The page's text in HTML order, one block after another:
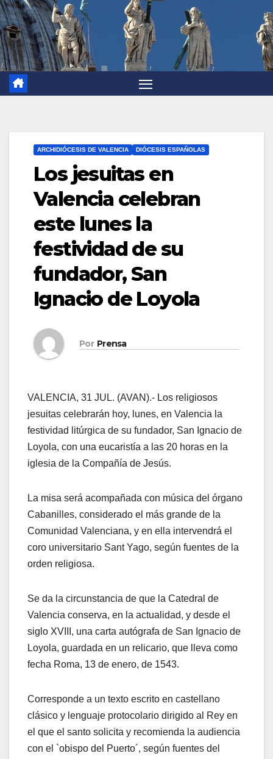
ARCHIDIÓCESIS DE VALENCIA DIÓCESIS ESPAÑOLAS
Los jesuitas en
Valencia celebran
este lunes la
festividad de su
fundador, San
Ignacio de Loyola
Por Prensa
VALENCIA, 31 JUL. (AVAN).- Los religiosos
jesuitas celebrarán hoy, lunes, en Valencia la
festividad litúrgica de su fundador, San Ignacio de
Loyola, con una eucaristía a las 20 horas en la
iglesia de la Compañía de Jesús.
La misa será acompañada con música del órgano
Cabanilles, considerado el más grande de la
Comunidad Valenciana, y en ella intervendrá el
coro universitario Sant Yago, según fuentes de la
orden religiosa.
Se da la circunstancia de que la Catedral de
Valencia conserva, en la actualidad, y desde el
siglo XVIII, una carta autógrafa de San Ignacio de
Loyola, guardada en un relicario, que lleva como
fecha Roma, 13 de enero, de 1543.
Corresponde a un texto escrito en castellano
clásico y lenguaje protocolario dirigido al Rey en
el que el santo solicita y recomienda la audiencia
con el `obispo del Puerto´, según fuentes del